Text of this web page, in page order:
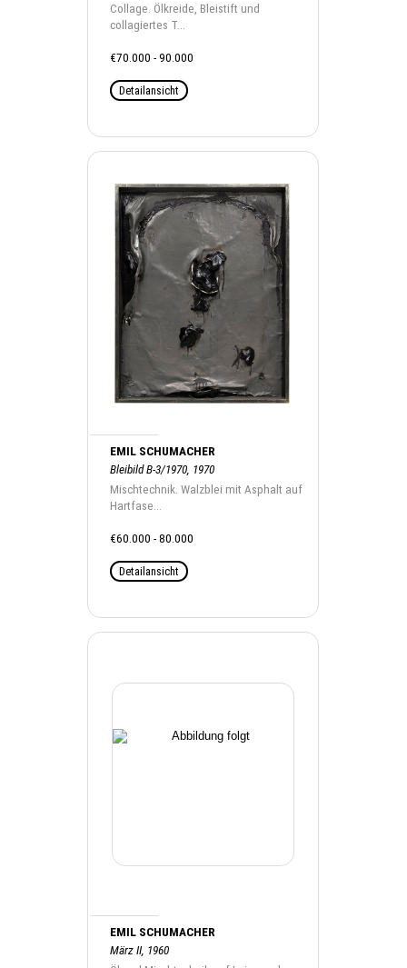
Collage. Ölkreide, Bleistift und
collagiertes T...
€70.000 - 90.000
Detailansicht
EMIL SCHUMACHER
Bleibild B-3/1970, 1970
Mischtechnik. Walzblei mit Asphalt auf
Hartfase...
€60.000 - 80.000
Detailansicht
EMIL SCHUMACHER
März II, 1960